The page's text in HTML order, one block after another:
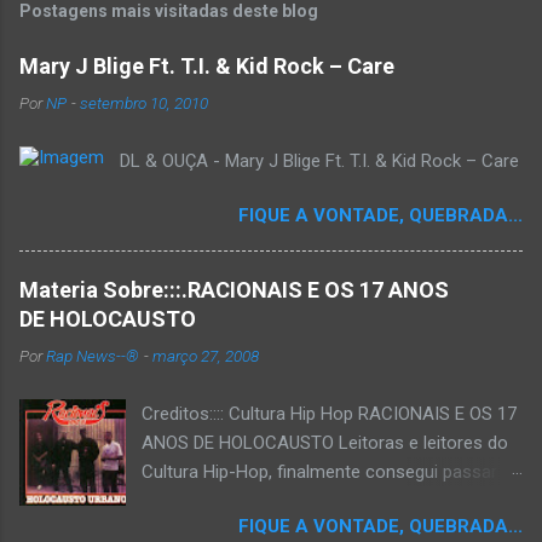
Postagens mais visitadas deste blog
Mary J Blige Ft. T.I. & Kid Rock – Care
PorNP -setembro 10, 2010
DL & OUÇA - Mary J Blige Ft. T.I. & Kid Rock – Care
FIQUE A VONTADE, QUEBRADA...
Materia Sobre:::.RACIONAIS E OS 17 ANOS
DE HOLOCAUSTO
PorRap News--® -março 27, 2008
Creditos:::: Cultura Hip Hop RACIONAIS E OS 17
ANOS DE HOLOCAUSTO Leitoras e leitores do
Cultura Hip-Hop, finalmente consegui passar
que há muito tempo vinha maturando: uma
FIQUE A VONTADE, QUEBRADA...